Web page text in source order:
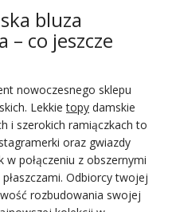
bluza
– co jeszcze
nowoczesnego sklepu
Lekkietopy damskie
i szerokich ramiączkach to
oraz gwiazdy
w połączeniu z obszernymi
Odbiorcy twojej
rozbudowania swojej